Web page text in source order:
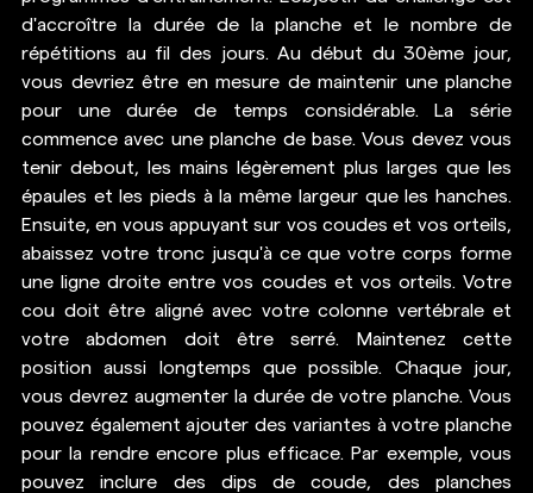
d'accroître la durée de la planche et le nombre de
répétitions au fil des jours. Au début du 30ème jour,
vous devriez être en mesure de maintenir une planche
pour une durée de temps considérable. La série
commence avec une planche de base. Vous devez vous
tenir debout, les mains légèrement plus larges que les
épaules et les pieds à la même largeur que les hanches.
Ensuite, en vous appuyant sur vos coudes et vos orteils,
abaissez votre tronc jusqu'à ce que votre corps forme
une ligne droite entre vos coudes et vos orteils. Votre
cou doit être aligné avec votre colonne vertébrale et
votre abdomen doit être serré. Maintenez cette
position aussi longtemps que possible. Chaque jour,
vous devrez augmenter la durée de votre planche. Vous
pouvez également ajouter des variantes à votre planche
pour la rendre encore plus efficace. Par exemple, vous
pouvez inclure des dips de coude, des planches